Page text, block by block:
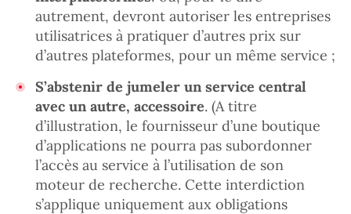
autrement, devront autoriser les entreprises
utilisatrices à pratiquer d’autres prix sur
d’autres plateformes, pour un même service ;
S’abstenir de jumeler un service central
avec un autre, accessoire. (A titre
d’illustration, le fournisseur d’une boutique
d’applications ne pourra pas subordonner
l’accès au service à l’utilisation de son
moteur de recherche. Cette interdiction
s’applique uniquement aux obligations